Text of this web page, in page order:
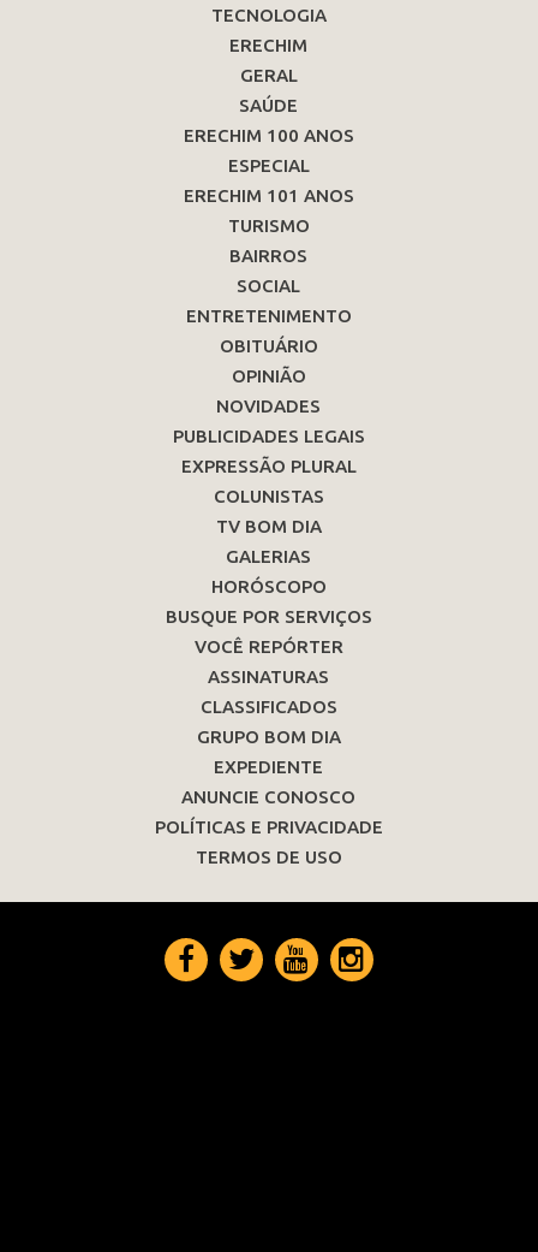
TECNOLOGIA
ERECHIM
GERAL
SAÚDE
ERECHIM 100 ANOS
ESPECIAL
ERECHIM 101 ANOS
TURISMO
BAIRROS
SOCIAL
ENTRETENIMENTO
OBITUÁRIO
OPINIÃO
NOVIDADES
PUBLICIDADES LEGAIS
EXPRESSÃO PLURAL
COLUNISTAS
TV BOM DIA
GALERIAS
HORÓSCOPO
BUSQUE POR SERVIÇOS
VOCÊ REPÓRTER
ASSINATURAS
CLASSIFICADOS
GRUPO BOM DIA
EXPEDIENTE
ANUNCIE CONOSCO
POLÍTICAS E PRIVACIDADE
TERMOS DE USO